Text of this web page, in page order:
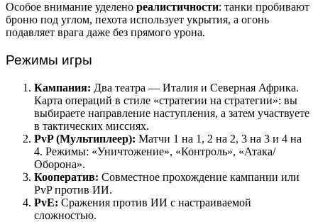
Особое внимание уделено реалистичности: танки пробивают
броню под углом, пехота использует укрытия, а огонь
подавляет врага даже без прямого урона.
Режимы игры
Кампания: Два театра — Италия и Северная Африка.
Карта операций в стиле «стратегии на стратегии»: вы
выбираете направление наступления, а затем участвуете
в тактических миссиях.
PvP (Мультиплеер): Матчи 1 на 1, 2 на 2, 3 на 3 и 4 на
4. Режимы: «Уничтожение», «Контроль», «Атака/
Оборона».
Кооператив: Совместное прохождение кампании или
PvP против ИИ.
PvE: Сражения против ИИ с настраиваемой
сложностью.